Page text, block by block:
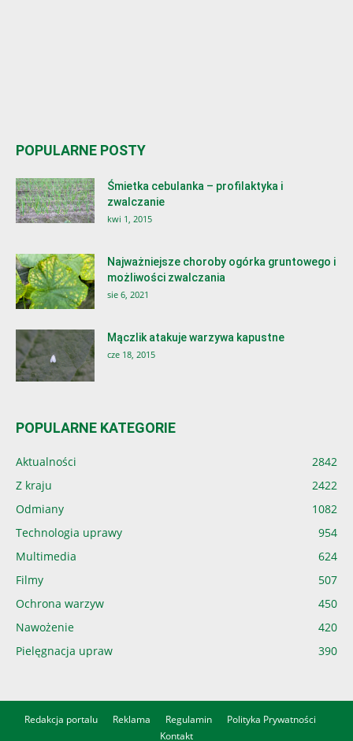
POPULARNE POSTY
Śmietka cebulanka – profilaktyka i
zwalczanie
kwi 1, 2015
Najważniejsze choroby ogórka gruntowego i
możliwości zwalczania
sie 6, 2021
Mączlik atakuje warzywa kapustne
cze 18, 2015
POPULARNE KATEGORIE
Aktualności
2842
Z kraju
2422
Odmiany
1082
Technologia uprawy
954
Multimedia
624
Filmy
507
Ochrona warzyw
450
Nawożenie
420
Pielęgnacja upraw
390
Redakcja portalu Reklama Regulamin
Polityka Prywatności
Kontakt